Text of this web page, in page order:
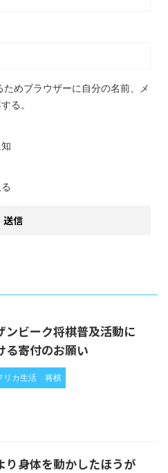
めブラウザーに自分の名前、メ
る。
ンビーク将棋普及活動に
る寄付のお願い
リカ生活 将棋
り身体を動かしたほうが